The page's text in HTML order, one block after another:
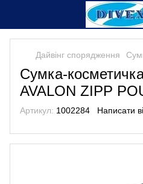
Дайвінг спорядження
Сумка-
AVALON ZIPP
Артикул: 1002284 Написати